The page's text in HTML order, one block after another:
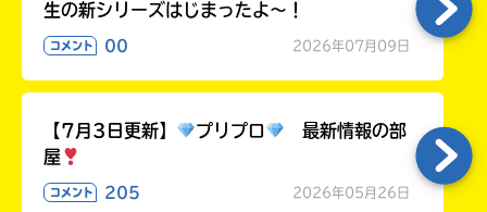
生の新シリーズはじまったよ～！
コメント 00 2026年07月09日
【7月3日更新】 プリプロ
最新情報の部
屋
コメント 205 2026年05月26日